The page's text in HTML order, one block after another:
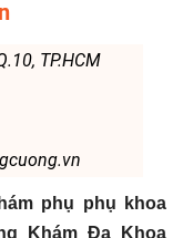
TP.HCM
phụ phụ khoa
Khám Đa Khoa